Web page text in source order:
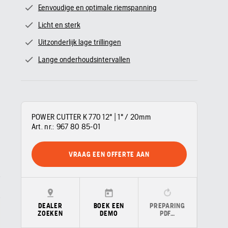
Eenvoudige en optimale riemspanning
Licht en sterk
Uitzonderlijk lage trillingen
Lange onderhoudsintervallen
POWER CUTTER K 770 12" | 1" / 20mm
Art. nr.: 967 80 85‑01
VRAAG EEN OFFERTE AAN
DEALER
ZOEKEN
BOEK EEN
DEMO
PREPARING
PDF…